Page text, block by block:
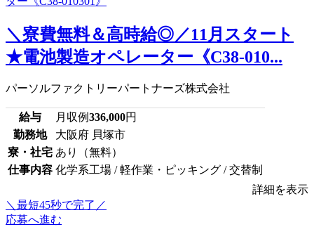
＼寮費無料＆高時給◎／11月スタート
★電池製造オペレーター《C38-010...
パーソルファクトリーパートナーズ株式会社
給与 月収例336,000円
勤務地
大阪府 貝塚市
寮・社宅 あり（無料）
仕事内容 化学系工場 / 軽作業・ピッキング / 交替制
詳細を表示
＼最短45秒で完了／
応募へ進む